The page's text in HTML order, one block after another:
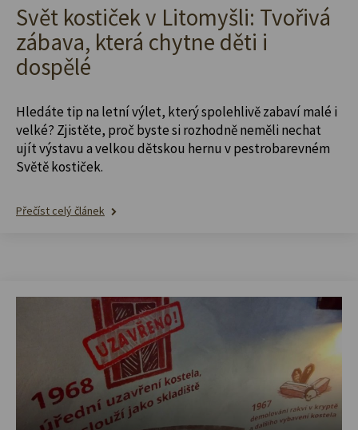
Svět kostiček v Litomyšli: Tvořivá
zábava, která chytne děti i
dospělé
Hledáte tip na letní výlet, který spolehlivě zabaví malé i
velké? Zjistěte, proč byste si rozhodně neměli nechat
ujít výstavu a velkou dětskou hernu v pestrobarevném
Světě kostiček.
Přečíst celý článek